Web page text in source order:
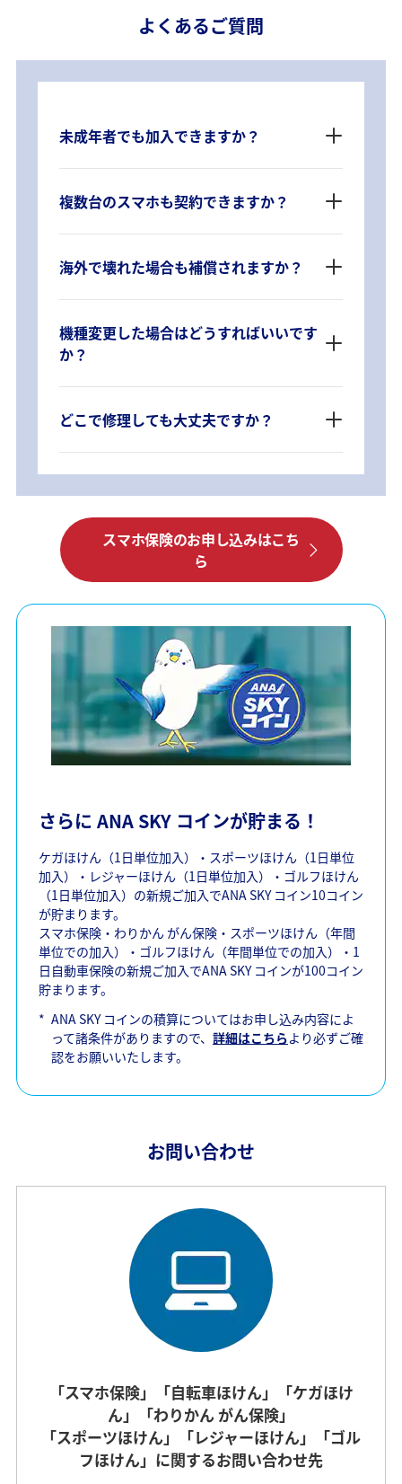
よくあるご質問
未成年者でも加入できますか？
複数台のスマホも契約できますか？
海外で壊れた場合も補償されますか？
機種変更した場合はどうすればいいです
か？
どこで修理しても大丈夫ですか？
スマホ保険のお申し込みはこち
ら
さらに ANA SKY コインが貯まる！
ケガほけん（1日単位加入）・スポーツほけん（1日単位
加入）・レジャーほけん（1日単位加入）・ゴルフほけん
（1日単位加入）の新規ご加入でANA SKY コイン10コイン
が貯まります。
スマホ保険・わりかん がん保険・スポーツほけん（年間
単位での加入）・ゴルフほけん（年間単位での加入）・1
日自動車保険の新規ご加入でANA SKY コインが100コイン
貯まります。
* ANA SKY コインの積算についてはお申し込み内容によ
って諸条件がありますので、 詳細はこちらより必ずご確
認をお願いいたします。
お問い合わせ
「スマホ保険」「自転車ほけん」「ケガほけ
ん」「わりかん がん保険」
「スポーツほけん」「レジャーほけん」「ゴル
フほけん」に関するお問い合わせ先